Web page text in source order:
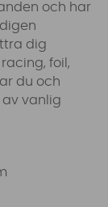
och har
dig
foil,
du och
vanlig